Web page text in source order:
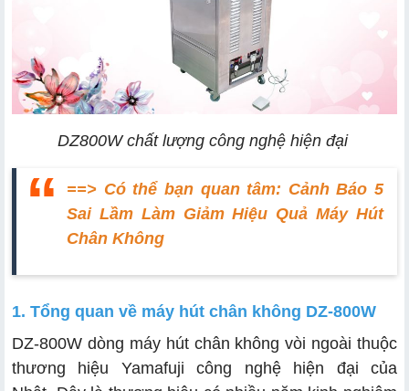
DZ800W chất lượng công nghệ hiện đại
==> Có thể bạn quan tâm: Cảnh Báo 5
Sai Lầm Làm Giảm Hiệu Quả Máy Hút
Chân Không
1. Tổng quan về máy hút chân không DZ-800W
DZ-800W dòng máy hút chân không vòi ngoài thuộc
thương hiệu Yamafuji công nghệ hiện đại của